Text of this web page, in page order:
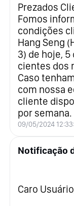
Prezados
Fomos
condições
Hang Seng
3) de hoje,
cientes dos
Caso
com nossa
cliente
por semana.
09/05/2024
Caro